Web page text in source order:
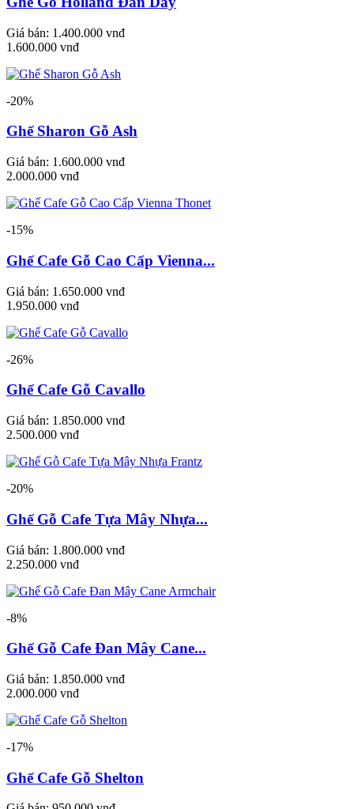
Giá bán: 1.400.000 vnđ
1.600.000 vnđ
-20%
Ghế Sharon Gỗ Ash
Giá bán: 1.600.000 vnđ
2.000.000 vnđ
-15%
Ghế Cafe Gỗ Cao Cấp Vienna...
Giá bán: 1.650.000 vnđ
1.950.000 vnđ
-26%
Ghế Cafe Gỗ Cavallo
Giá bán: 1.850.000 vnđ
2.500.000 vnđ
-20%
Ghế Gỗ Cafe Tựa Mây Nhựa...
Giá bán: 1.800.000 vnđ
2.250.000 vnđ
-8%
Ghế Gỗ Cafe Đan Mây Cane...
Giá bán: 1.850.000 vnđ
2.000.000 vnđ
-17%
Ghế Cafe Gỗ Shelton